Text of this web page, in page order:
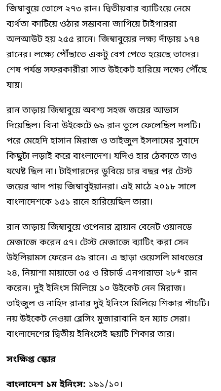
জিম্বাবুয়ে তোলে ২৭৩ রান। দ্বিতীয়বার ব্যাটিংয়ে নেমে
ব্যর্থতা কাটিয়ে ওঠার সম্ভাবনা জাগিয়ে টাইগাররা
অলআউট হয় ২৫৫ রানে। জিম্বাবুয়ের লক্ষ্য দাঁড়ায় ১৭৪
রানের। লক্ষ্যে পৌঁছাতে একটু বেগ পেতে হয়েছে তাদের।
শেষ পর্যন্ত সফরকারীরা সাত উইকেট হারিয়ে লক্ষ্যে পৌঁছে
যায়।
রান তাড়ায় জিম্বাবুয়ে অবশ্য সহজ জয়ের আভাস
দিয়েছিল। বিনা উইকেটে ৬৯ রান তুলে ফেলেছিল দলটি।
পরে মেহেদি হাসান মিরাজ ও তাইজুল ইসলামের সুবাদে
কিছুটা লড়াই করে বাংলাদেশ। যদিও হার ঠেকাতে তাও
যথেষ্ট ছিল না। টাইগারদের ডুবিয়ে চার বছর পর টেস্ট
জয়ের স্বাদ পায় জিম্বাবুইয়ানরা। এই মাঠে ২০১৮ সালে
বাংলাদেশকে ১৫১ রানে হারিয়েছিল তারা।
রান তাড়ায় জিম্বাবুয়ে ওপেনার ব্রায়ান বেনেট ওয়ানডে
মেজাজে করেন ৫৭। টেস্ট মেজাজে ব্যাটিং করা সেন
উইলিয়ামস ফেরেন ৫৯ রানে। এ ছাড়া ওয়েসলি মাধভেরে
২৪, নিয়াশা মায়াভো ৩৫ ও রিচার্ড এনগারাভা ২৮* রান
করেন। দুই ইনিংস মিলিয়ে ১০ উইকেট নেন মিরাজ।
তাইজুল ও নাহিদ রানার দুই ইনিংস মিলিয়ে শিকার পাঁচটি।
নয় উইকেট নেওয়া ব্লেসিং মুজারাবানি হন ম্যাচ সেরা।
বাংলাদেশের দ্বিতীয় ইনিংসেই ছয়টি শিকার তার।
সংক্ষিপ্ত স্কোর
বাংলাদেশ ১ম ইনিংস: ১৯১/১০।